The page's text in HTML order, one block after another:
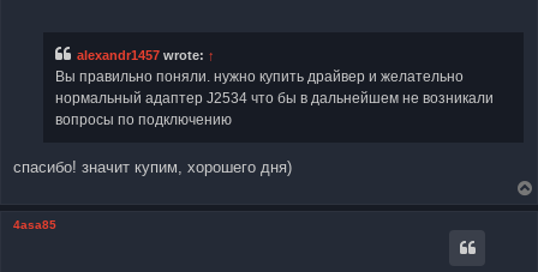
alexandr1457 wrote: ↑
Вы правильно поняли. нужно купить драйвер и желательно
нормальный адаптер J2534 что бы в дальнейшем не возникали
вопросы по подключению
спасибо! значит купим, хорошего дня)
4asa85